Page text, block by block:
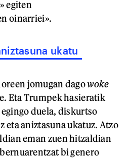
egiten
oinarriei».
ukatu
jomugan dagowoke
Eta Trumpek hasieratik
duela, diskurtso
eta aniztasuna ukatuz. Atzo
eman zuen hitzaldian
bi genero